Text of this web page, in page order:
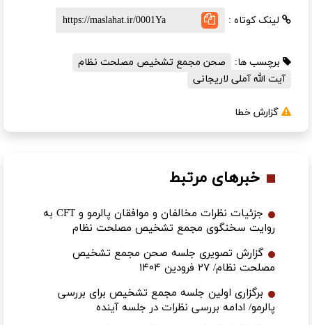
لینک کوتاه :
برچسب ها:
صحن مجمع تشخیص مصلحت نظام
آیت الله آملی لاریجانی
گزارش خطا
خبرهای مرتبط
جزئیات نظرات مخالفان و موافقان پالرمو و CFT به
روایت سخنگوی مجمع تشخیص مصلحت نظام
گزارش تصویری جلسه صحن مجمع تشخیص
مصلحت نظام/ ۲۷ فرودین ۱۴۰۴
برگزاری اولین جلسه مجمع تشخیص برای بررسی
پالرمو/ ادامه بررسی نظرات در جلسه آینده